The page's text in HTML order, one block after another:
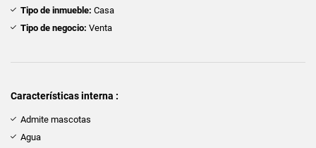
Tipo de inmueble: Casa
Tipo de negocio: Venta
Características interna :
Admite mascotas
Agua